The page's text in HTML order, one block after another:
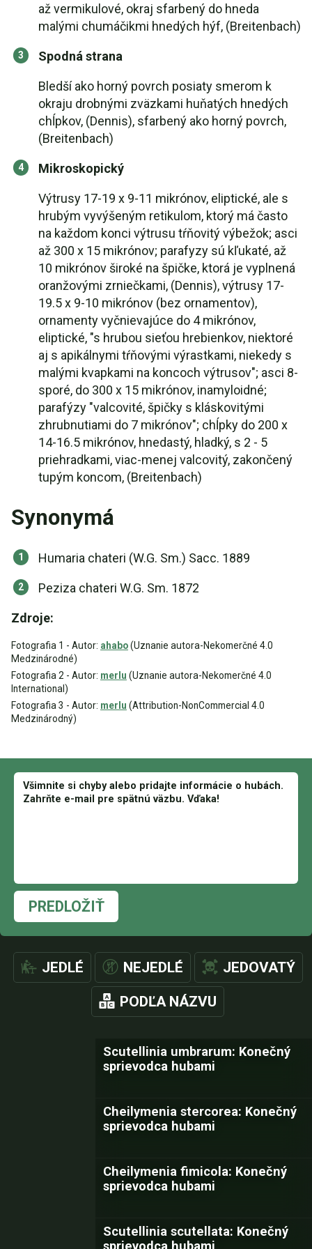
až vermikulové, okraj sfarbený do hneda
malými chumáčikmi hnedých hýf, (Breitenbach)
Spodná strana
Bledší ako horný povrch posiaty smerom k
okraju drobnými zväzkami huňatých hnedých
chĺpkov, (Dennis), sfarbený ako horný povrch,
(Breitenbach)
Mikroskopický
Výtrusy 17-19 x 9-11 mikrónov, eliptické, ale s
hrubým vyvýšeným retikulom, ktorý má často
na každom konci výtrusu tŕňovitý výbežok; asci
až 300 x 15 mikrónov; parafyzy sú kľukaté, až
10 mikrónov široké na špičke, ktorá je vyplnená
oranžovými zrniečkami, (Dennis), výtrusy 17-
19.5 x 9-10 mikrónov (bez ornamentov),
ornamenty vyčnievajúce do 4 mikrónov,
eliptické, "s hrubou sieťou hrebienkov, niektoré
aj s apikálnymi tŕňovými výrastkami, niekedy s
malými kvapkami na koncoch výtrusov"; asci 8-
sporé, do 300 x 15 mikrónov, inamyloidné;
parafýzy "valcovité, špičky s kláskovitými
zhrubnutiami do 7 mikrónov"; chĺpky do 200 x
14-16.5 mikrónov, hnedastý, hladký, s 2 - 5
priehradkami, viac-menej valcovitý, zakončený
tupým koncom, (Breitenbach)
Synonymá
Humaria chateri (W.G. Sm.) Sacc. 1889
Peziza chateri W.G. Sm. 1872
Zdroje:
Fotografia 1 - Autor: ahabo(Uznanie autora-Nekomerčné 4.0
Medzinárodné)
Fotografia 2 - Autor: merlu (Uznanie autora-Nekomerčné 4.0
International)
Fotografia 3 - Autor: merlu (Attribution-NonCommercial 4.0
Medzinárodný)
PREDLOŽIŤ
JEDLÉ NEJEDLÉ JEDOVATÝ
PODĽA NÁZVU
Scutellinia umbrarum: Konečný
sprievodca hubami
Cheilymenia stercorea: Konečný
sprievodca hubami
Cheilymenia fimicola: Konečný
sprievodca hubami
Scutellinia scutellata: Konečný
sprievodca hubami